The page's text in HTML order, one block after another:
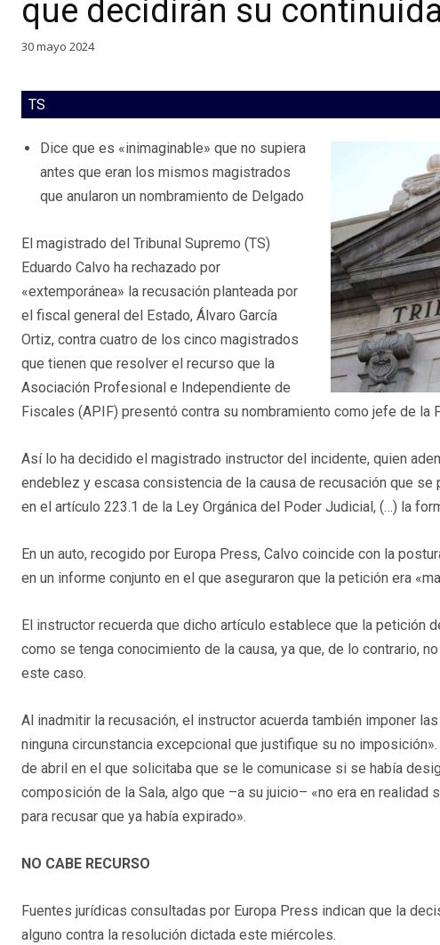
que decidirán su
30 mayo 2024
TS
Dice que es «inimaginable» que no supiera
antes que eran los mismos magistrados
que anularon un nombramiento de Delgado
El magistrado del Tribunal Supremo (TS)
Eduardo Calvo ha rechazado por
«extemporánea» la recusación planteada por
el fiscal general del Estado, Álvaro García
Ortiz, contra cuatro de los cinco magistrados
que tienen que resolver el recurso que la
Asociación Profesional e Independiente de
Fiscales (APIF) presentó contra su nombramiento como jefe de la
Así lo ha decidido el magistrado instructor del incidente, quien
endeblez y escasa consistencia de la causa de recusación que
en el artículo 223.1 de la Ley Orgánica del Poder Judicial, (…) la
En un auto, recogido por Europa Press, Calvo coincide con la
en un informe conjunto en el que aseguraron que la petición era
El instructor recuerda que dicho artículo establece que la petición
como se tenga conocimiento de la causa, ya que, de lo contrario,
este caso.
Al inadmitir la recusación, el instructor acuerda también imponer
ninguna circunstancia excepcional que justifique su no
de abril en el que solicitaba que se le comunicase si se había
composición de la Sala, algo que –a su juicio– «no era en realidad
para recusar que ya había expirado».
NO CABE RECURSO
Fuentes jurídicas consultadas por Europa Press indican que la
alguno contra la resolución dictada este miércoles.